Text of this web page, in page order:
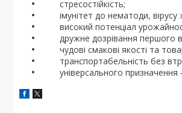
стресостійкість;
імунітет до нематоди, вірусу
високий потенціал
дружне дозрівання першого
чудові смакові якості та
транспортабельність без
універсального призначення ―